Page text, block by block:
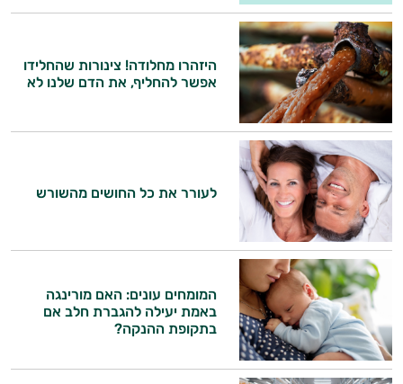
היזהרו מחלודה! צינורות שהחלידו
אפשר להחליף, את הדם שלנו לא
לעורר את כל החושים מהשורש
המומחים עונים: האם מורינגה
באמת יעילה להגברת חלב אם
בתקופת ההנקה?